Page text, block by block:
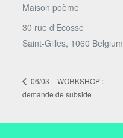
Maison poème
30 rue d'Ecosse
Saint-Gilles, 1060 Belgium
06/03 – WORKSHOP :
demande de subside